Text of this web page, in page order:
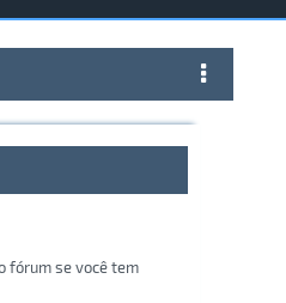
fórum se você tem